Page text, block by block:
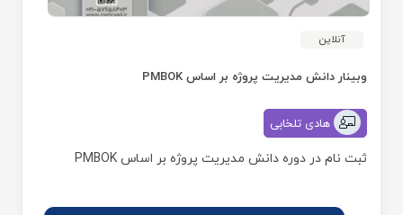
وبینار دانش مدیریت پروژه بر اساس PMBOK
آنلاین
هادی تلخابی
ثبت نام در دوره دانش مدیریت پروژه بر اساس PMBOK